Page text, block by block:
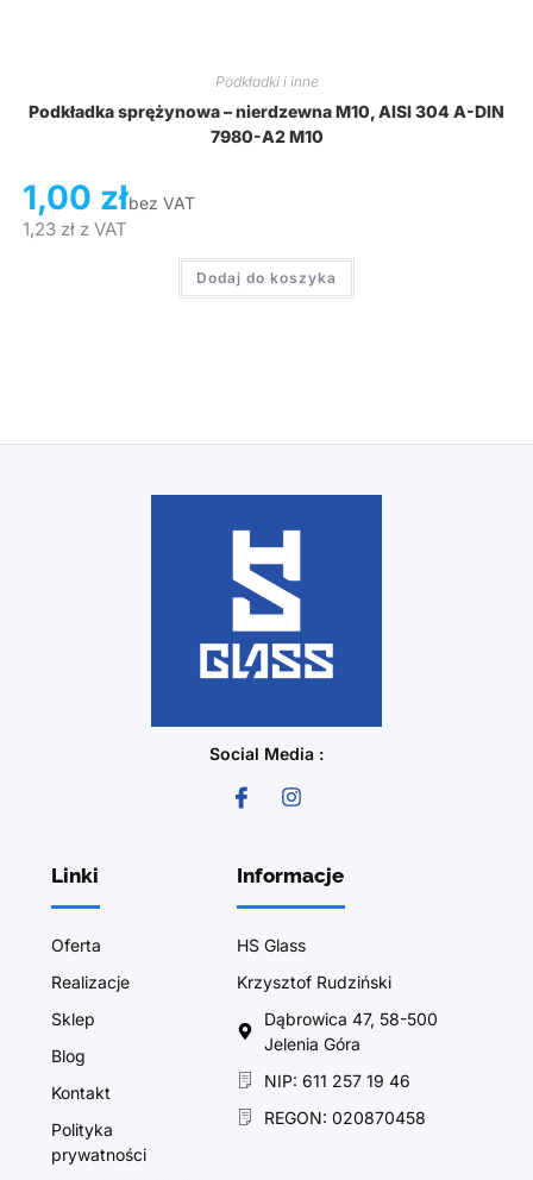
Podkładki i inne
Podkładka sprężynowa – nierdzewna M10, AISI 304 A-DIN
7980-A2 M10
1,00 złbez VAT
1,23 złz VAT
Dodaj do koszyka
Social Media :
Linki
Oferta
Realizacje
Sklep
Blog
Kontakt
Polityka
prywatności
Informacje
HS Glass
Krzysztof Rudziński
Dąbrowica 47, 58-500
Jelenia Góra
NIP: 611 257 19 46
REGON: 020870458